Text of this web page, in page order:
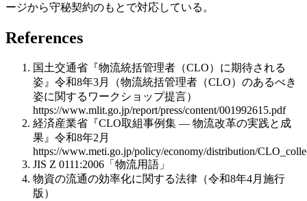
ージから守秘契約のもとで対応している。
References
国土交通省『物流統括管理者（CLO）に期待される
姿』令和8年3月（物流統括管理者（CLO）のあるべき
姿に関するワークショップ提言）
https://www.mlit.go.jp/report/press/content/001992615.pdf
経済産業省『CLO取組事例集 — 物流改革の実践と成
果』令和8年2月
https://www.meti.go.jp/policy/economy/distribution/
JIS Z 0111:2006「物流用語」
物資の流通の効率化に関する法律（令和8年4月施行
版）